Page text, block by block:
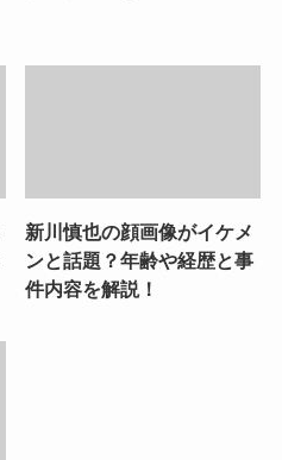
新川慎也の顔画像がイケメ
ンと話題？年齢や経歴と事
件内容を解説！